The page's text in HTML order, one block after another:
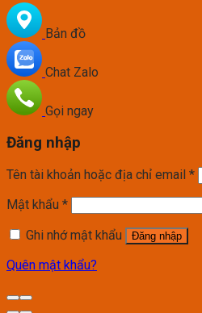
Bản đồ
Chat Zalo
Gọi ngay
Đăng nhập
Tên tài khoản hoặc địa chỉ email *
Mật khẩu *
Ghi nhớ mật khẩu
Đăng nhập
Quên mật khẩu?